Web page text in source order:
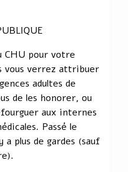
CHU pour votre
vous verrez attribuer
adultes de
de les honorer, ou
aux internes
Passé le
plus de gardes (sauf